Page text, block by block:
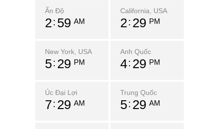
Ấn Độ
2 59 AM
California, USA
2 29 PM
New York, USA
5 29 PM
Anh Quốc
4 29 PM
Úc Đại Lợi
7 29 AM
Trung Quốc
5 29 AM